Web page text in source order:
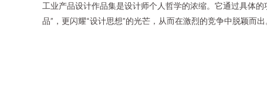
工业产品设计作品集是设计师个人哲学的浓缩。它通过具体
品”，更闪耀“设计思想”的光芒，从而在激烈的竞争中脱颖而出